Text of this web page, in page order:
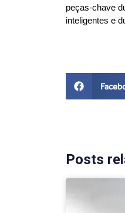
peças-chave
inteligentes e
Posts